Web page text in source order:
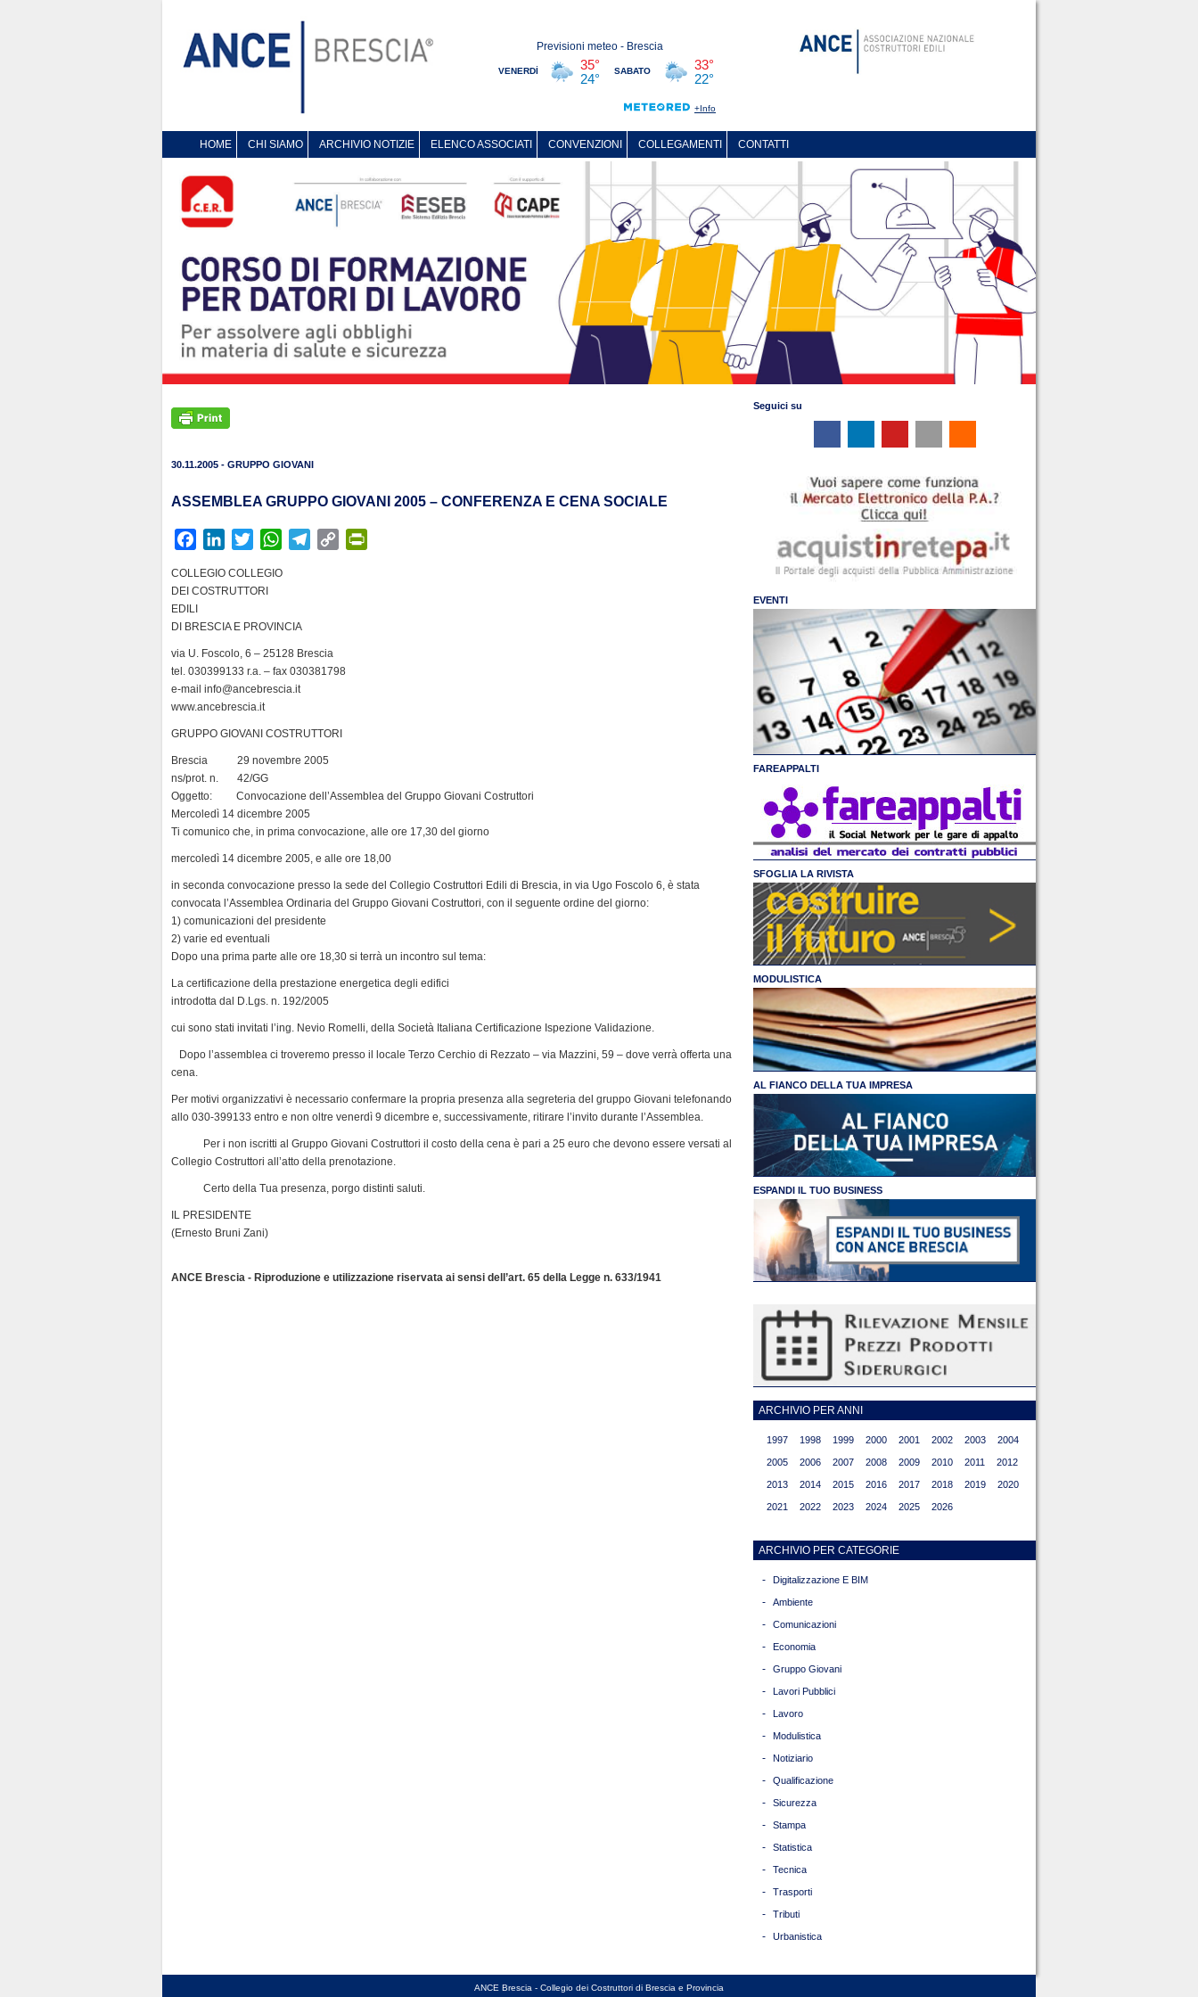
HOME CHI SIAMO ARCHIVIO NOTIZIE ELENCO ASSOCIATI CONVENZIONI COLLEGAMENTI CONTATTI
30.11.2005 - GRUPPO GIOVANI
ASSEMBLEA GRUPPO GIOVANI 2005 – CONFERENZA E CENA SOCIALE
c
e
b
o
o
k
n
e
d
I
n
i
t
r
W
s
A
p
p
a
C
n
y
COLLEGIO COLLEGIO
DEI COSTRUTTORI
EDILI
DI BRESCIA E PROVINCIA
via U. Foscolo, 6 – 25128 Brescia
tel. 030399133 r.a. – fax 030381798
e-mail info@ancebrescia.it
www.ancebrescia.it
GRUPPO GIOVANI COSTRUTTORI
Brescia 29 novembre 2005
ns/prot. n. 42/GG
Oggetto: Convocazione dell’Assemblea del Gruppo Giovani Costruttori
Mercoledì 14 dicembre 2005
Ti comunico che, in prima convocazione, alle ore 17,30 del giorno
mercoledì 14 dicembre 2005, e alle ore 18,00
in seconda convocazione presso la sede del Collegio Costruttori Edili di Brescia, in via Ugo Foscolo 6, è stata
convocata l’Assemblea Ordinaria del Gruppo Giovani Costruttori, con il seguente ordine del giorno:
1) comunicazioni del presidente
2) varie ed eventuali
Dopo una prima parte alle ore 18,30 si terrà un incontro sul tema:
La certificazione della prestazione energetica degli edifici
introdotta dal D.Lgs. n. 192/2005
cui sono stati invitati l’ing. Nevio Romelli, della Società Italiana Certificazione Ispezione Validazione.
Dopo l’assemblea ci troveremo presso il locale Terzo Cerchio di Rezzato – via Mazzini, 59 – dove verrà offerta una
cena.
Per motivi organizzativi è necessario confermare la propria presenza alla segreteria del gruppo Giovani telefonando
allo 030-399133 entro e non oltre venerdì 9 dicembre e, successivamente, ritirare l’invito durante l’Assemblea.
Per i non iscritti al Gruppo Giovani Costruttori il costo della cena è pari a 25 euro che devono essere versati al
Collegio Costruttori all’atto della prenotazione.
Certo della Tua presenza, porgo distinti saluti.
IL PRESIDENTE
(Ernesto Bruni Zani)
ANCE Brescia - Riproduzione e utilizzazione riservata ai sensi dell’art. 65 della Legge n. 633/1941
Seguici su
EVENTI
FAREAPPALTI
SFOGLIA LA RIVISTA
MODULISTICA
AL FIANCO DELLA TUA IMPRESA
ESPANDI IL TUO BUSINESS
ARCHIVIO PER ANNI
1997 1998 1999 2000 2001 2002 2003 2004
2005 2006 2007 2008 2009 2010 2011 2012
2013 2014 2015 2016 2017 2018 2019 2020
2021 2022 2023 2024 2025 2026
ARCHIVIO PER CATEGORIE
- Digitalizzazione E BIM
- Ambiente
- Comunicazioni
- Economia
- Gruppo Giovani
- Lavori Pubblici
- Lavoro
- Modulistica
- Notiziario
- Qualificazione
- Sicurezza
- Stampa
- Statistica
- Tecnica
- Trasporti
- Tributi
- Urbanistica
ANCE Brescia - Collegio dei Costruttori di Brescia e Provincia